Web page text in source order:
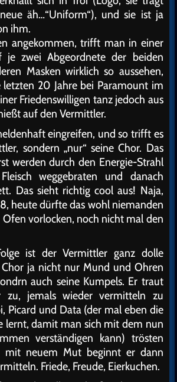
äh…“Uniform“), und sie ist ja
ihm.
angekommen, trifft man in einer
je zwei Abgeordnete der beiden
Masken wirklich so aussehen,
letzten 20 Jahre bei Paramount im
Friedenswilligen tanz jedoch aus
auf den Vermittler.
eingreifen, und so trifft es
sondern „nur“ seine Chor. Das
werden durch den Energie-Strahl
weggebraten und danach
Das sieht richtig cool aus! Naja,
heute dürfte das wohl niemanden
vorlocken, noch nicht mal den
ist der Vermittler ganz dolle
ja nicht nur Mund und Ohren
auch seine Kumpels. Er traut
zu, jemals wieder vermitteln zu
Picard und Data (der mal eben die
lernt, damit man sich mit dem nun
verständigen kann) trösten
mit neuem Mut beginnt er dann
Friede, Freude, Eierkuchen.